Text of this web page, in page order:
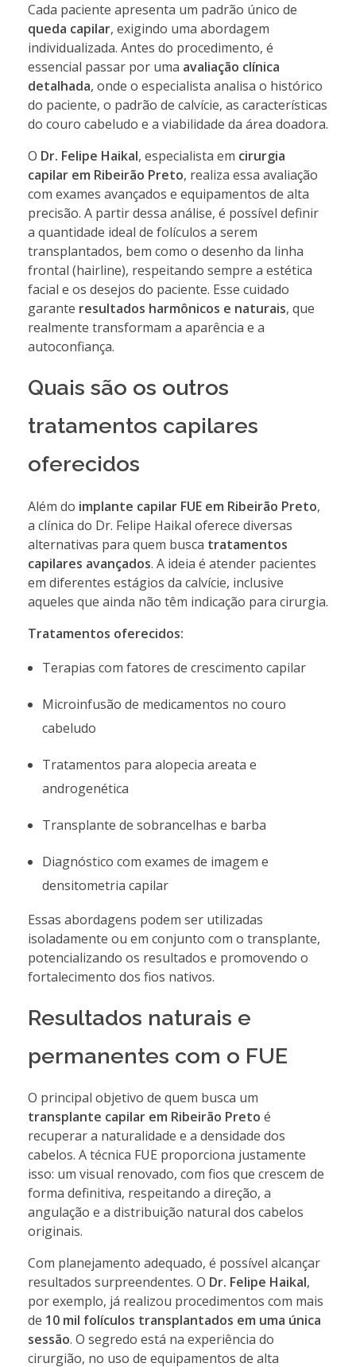
Cada paciente apresenta um padrão único de
queda capilar, exigindo uma abordagem
individualizada. Antes do procedimento, é
essencial passar por uma avaliação clínica
detalhada, onde o especialista analisa o histórico
do paciente, o padrão de calvície, as características
do couro cabeludo e a viabilidade da área doadora.
O Dr. Felipe Haikal, especialista em cirurgia
capilar em Ribeirão Preto, realiza essa avaliação
com exames avançados e equipamentos de alta
precisão. A partir dessa análise, é possível definir
a quantidade ideal de folículos a serem
transplantados, bem como o desenho da linha
frontal (hairline), respeitando sempre a estética
facial e os desejos do paciente. Esse cuidado
garante resultados harmônicos e naturais, que
realmente transformam a aparência e a
autoconfiança.
Quais são os outros
tratamentos capilares
oferecidos
Além do implante capilar FUE em Ribeirão Preto,
a clínica do Dr. Felipe Haikal oferece diversas
alternativas para quem busca tratamentos
capilares avançados. A ideia é atender pacientes
em diferentes estágios da calvície, inclusive
aqueles que ainda não têm indicação para cirurgia.
Tratamentos oferecidos:
Terapias com fatores de crescimento capilar
Microinfusão de medicamentos no couro
cabeludo
Tratamentos para alopecia areata e
androgenética
Transplante de sobrancelhas e barba
Diagnóstico com exames de imagem e
densitometria capilar
Essas abordagens podem ser utilizadas
isoladamente ou em conjunto com o transplante,
potencializando os resultados e promovendo o
fortalecimento dos fios nativos.
Resultados naturais e
permanentes com o FUE
O principal objetivo de quem busca um
transplante capilar em Ribeirão Preto é
recuperar a naturalidade e a densidade dos
cabelos. A técnica FUE proporciona justamente
isso: um visual renovado, com fios que crescem de
forma definitiva, respeitando a direção, a
angulação e a distribuição natural dos cabelos
originais.
Com planejamento adequado, é possível alcançar
resultados surpreendentes. O Dr. Felipe Haikal,
por exemplo, já realizou procedimentos com mais
de 10 mil folículos transplantados em uma única
sessão. O segredo está na experiência do
cirurgião, no uso de equipamentos de alta